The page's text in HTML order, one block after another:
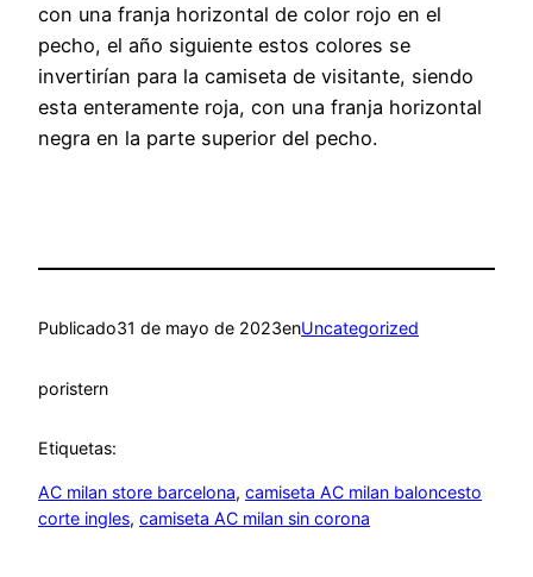
con una franja horizontal de color rojo en el
pecho, el año siguiente estos colores se
invertirían para la camiseta de visitante, siendo
esta enteramente roja, con una franja horizontal
negra en la parte superior del pecho.
Publicado31 de mayo de 2023enUncategorized
poristern
Etiquetas:
AC milan store barcelona, camiseta AC milan baloncesto
corte ingles, camiseta AC milan sin corona